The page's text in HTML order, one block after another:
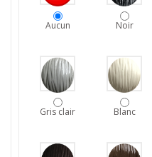
Aucun Noir
Gris clair Blanc